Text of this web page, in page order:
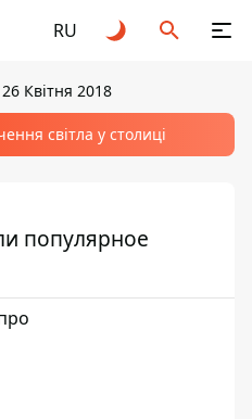
RU
Квітня 2018
світла у столиці
популярное